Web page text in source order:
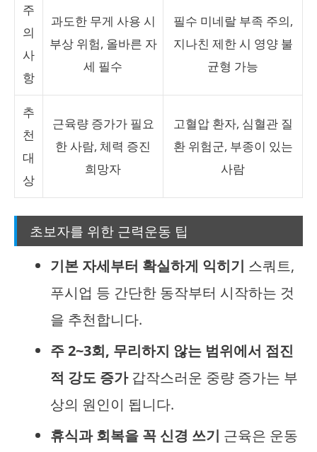
주
의
사
항
과도한 무게 사용 시
부상 위험, 올바른 자
세 필수
필수 미네랄 부족 주의,
지나친 제한 시 영양 불
균형 가능
추
천
대
상
근육량 증가가 필요
한 사람, 체력 증진
희망자
고혈압 환자, 심혈관 질
환 위험군, 부종이 있는
사람
초보자를 위한 근력운동 팁
기본 자세부터 확실하게 익히기 스쿼트,
푸시업 등 간단한 동작부터 시작하는 것
을 추천합니다.
주 2~3회, 무리하지 않는 범위에서 점진
적 강도 증가갑작스러운 중량 증가는 부
상의 원인이 됩니다.
휴식과 회복을 꼭 신경 쓰기 근육은 운동